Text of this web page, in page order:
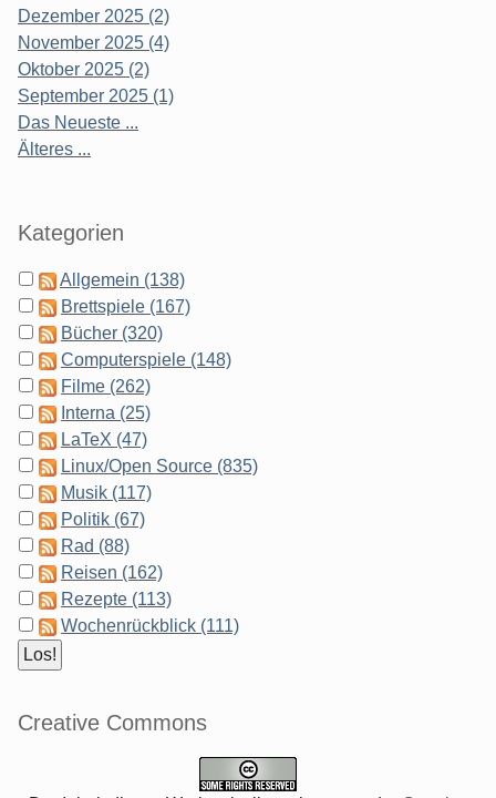
Dezember 2025 (2)
November 2025 (4)
Oktober 2025 (2)
September 2025 (1)
Das Neueste ...
Älteres ...
Kategorien
Allgemein (138)
Brettspiele (167)
Bücher (320)
Computerspiele (148)
Filme (262)
Interna (25)
LaTeX (47)
Linux/Open Source (835)
Musik (117)
Politik (67)
Rad (88)
Reisen (162)
Rezepte (113)
Wochenrückblick (111)
Creative Commons